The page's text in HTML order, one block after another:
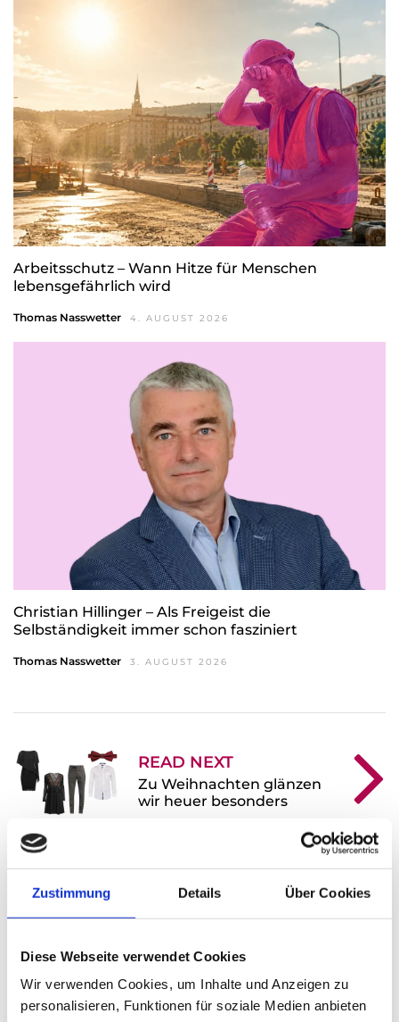
Zustimmung Details Über Cookies
Diese Webseite verwendet Cookies
Wir verwenden Cookies, um Inhalte und Anzeigen zu
personalisieren, Funktionen für soziale Medien anbieten
Arbeitsschutz – Wann Hitze für Menschen
lebensgefährlich wird
Thomas Nasswetter 4. AUGUST 2026
Christian Hillinger – Als Freigeist die
Selbständigkeit immer schon fasziniert
Thomas Nasswetter 3. AUGUST 2026
READ NEXT
Zu Weihnachten glänzen
wir heuer besonders
Leave A Reply
Ihre E-Mail-Adresse wird nicht veröffentlicht.
Erforderliche Felder sind mit * markiert.
KOMMENTAR*